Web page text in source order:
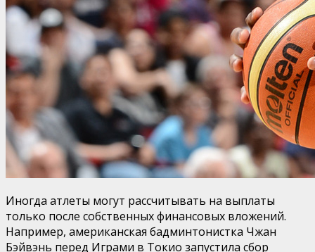
Иногда атлеты могут рассчитывать на выплаты
только после собственных финансовых вложений.
Например, американская бадминтонистка Чжан
Бэйвэнь перед Играми в Токио запустила сбор